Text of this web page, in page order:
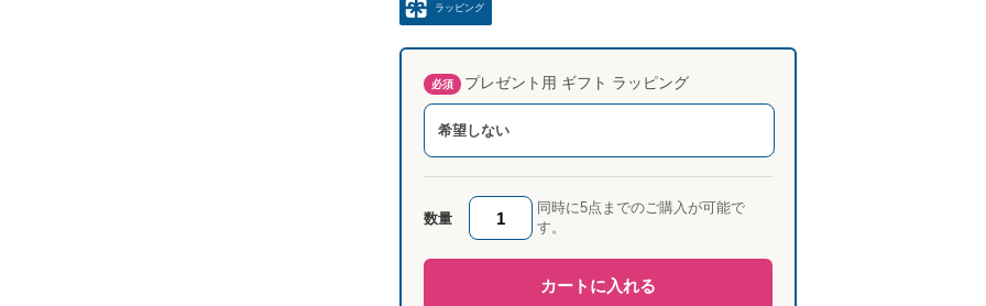
ラッピング
必須 プレゼント用 ギフト ラッピング
希望しない
数量
同時に5点までのご購入が可能で
す。
カートに入れる